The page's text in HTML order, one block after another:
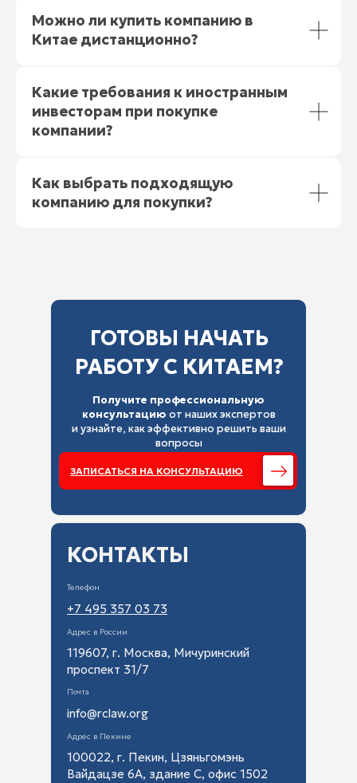
Можно ли купить компанию в
Китае дистанционно?
Какие требования к иностранным
инвесторам при покупке
компании?
Как выбрать подходящую
компанию для покупки?
ЗАПИСАТЬСЯ НА КОНСУЛЬТАЦИЮ
Получите профессиональную
консультацию от наших экспертов
и узнайте, как эффективно решить ваши
вопросы
ГОТОВЫ НАЧАТЬ
РАБОТУ С КИТАЕМ?
ДРУГИЕ УСЛУГИ
Регистрация консалтинговой компании в Китае
Регистрация торговой компании в китае
Регистрация F&B компании в Китае
Создание совместного предприятия в Китае
Регистрация компании в Гонконге
Ликвидация компании в Китае
Телефон
+7 495 357 03 73
Адрес в России
Почта
119607, г. Москва, Мичуринский
проспект 31/7
info@rclaw.org
Адрес в Пекине
100022, г. Пекин, Цзяньгомэнь
Вайдацзе 6А, здание С, офис 1502
КОНТАКТЫ